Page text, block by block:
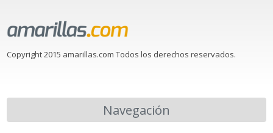
Copyright 2015 amarillas.com Todos los derechos reservados.
Navegación